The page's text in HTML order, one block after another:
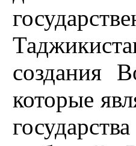
создания
которые